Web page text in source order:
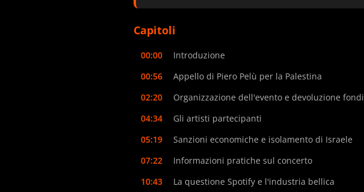
Capitoli
00:00
Introduzione
00:56
Appello di Piero Pelù per la Palestina
02:20
Organizzazione dell'evento e devoluzione fondi
04:34
Gli artisti partecipanti
05:19
Sanzioni economiche e isolamento di Israele
07:22
Informazioni pratiche sul concerto
10:43
La questione Spotify e l'industria bellica